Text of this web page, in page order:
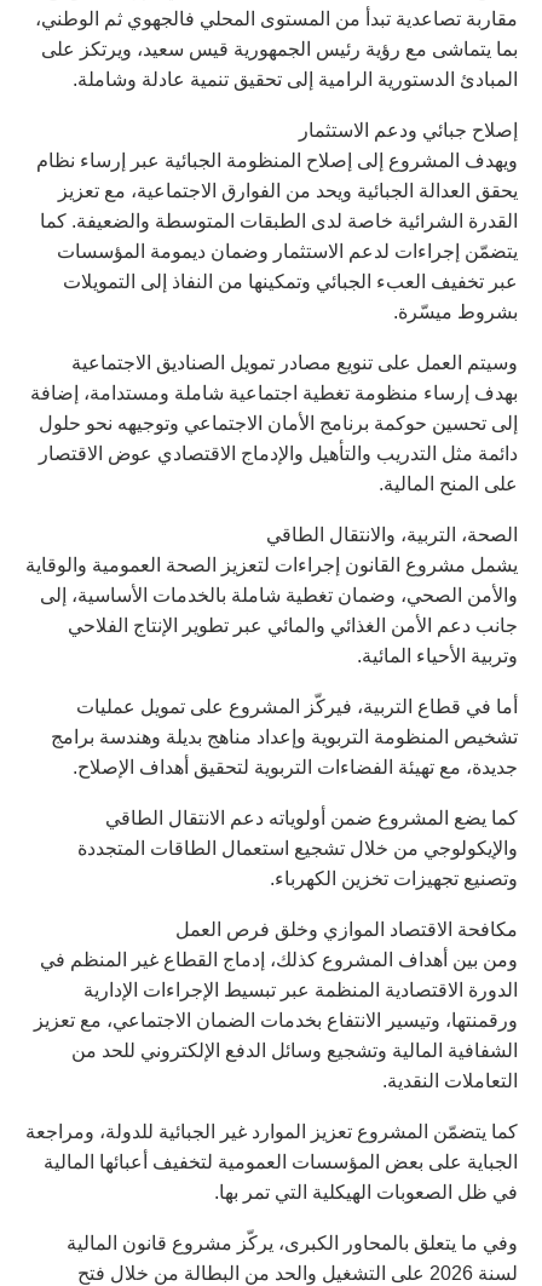
مقاربة تصاعدية تبدأ من المستوى المحلي فالجهوي ثم الوطني،
بما يتماشى مع رؤية رئيس الجمهورية قيس سعيد، ويرتكز على
المبادئ الدستورية الرامية إلى تحقيق تنمية عادلة وشاملة.
إصلاح جبائي ودعم الاستثمار
ويهدف المشروع إلى إصلاح المنظومة الجبائية عبر إرساء نظام
يحقق العدالة الجبائية ويحد من الفوارق الاجتماعية، مع تعزيز
القدرة الشرائية خاصة لدى الطبقات المتوسطة والضعيفة. كما
يتضمّن إجراءات لدعم الاستثمار وضمان ديمومة المؤسسات
عبر تخفيف العبء الجبائي وتمكينها من النفاذ إلى التمويلات
بشروط ميسّرة.
وسيتم العمل على تنويع مصادر تمويل الصناديق الاجتماعية
بهدف إرساء منظومة تغطية اجتماعية شاملة ومستدامة، إضافة
إلى تحسين حوكمة برنامج الأمان الاجتماعي وتوجيهه نحو حلول
دائمة مثل التدريب والتأهيل والإدماج الاقتصادي عوض الاقتصار
على المنح المالية.
الصحة، التربية، والانتقال الطاقي
يشمل مشروع القانون إجراءات لتعزيز الصحة العمومية والوقاية
والأمن الصحي، وضمان تغطية شاملة بالخدمات الأساسية، إلى
جانب دعم الأمن الغذائي والمائي عبر تطوير الإنتاج الفلاحي
وتربية الأحياء المائية.
أما في قطاع التربية، فيركّز المشروع على تمويل عمليات
تشخيص المنظومة التربوية وإعداد مناهج بديلة وهندسة برامج
جديدة، مع تهيئة الفضاءات التربوية لتحقيق أهداف الإصلاح.
كما يضع المشروع ضمن أولوياته دعم الانتقال الطاقي
والإيكولوجي من خلال تشجيع استعمال الطاقات المتجددة
وتصنيع تجهيزات تخزين الكهرباء.
مكافحة الاقتصاد الموازي وخلق فرص العمل
ومن بين أهداف المشروع كذلك، إدماج القطاع غير المنظم في
الدورة الاقتصادية المنظمة عبر تبسيط الإجراءات الإدارية
ورقمنتها، وتيسير الانتفاع بخدمات الضمان الاجتماعي، مع تعزيز
الشفافية المالية وتشجيع وسائل الدفع الإلكتروني للحد من
التعاملات النقدية.
كما يتضمّن المشروع تعزيز الموارد غير الجبائية للدولة، ومراجعة
الجباية على بعض المؤسسات العمومية لتخفيف أعبائها المالية
في ظل الصعوبات الهيكلية التي تمر بها.
وفي ما يتعلق بالمحاور الكبرى، يركّز مشروع قانون المالية
لسنة 2026 على التشغيل والحد من البطالة من خلال فتح